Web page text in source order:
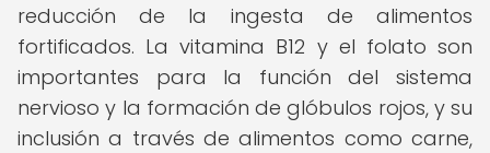
reducción de la ingesta de alimentos
fortificados. La vitamina B12 y el folato son
importantes para la función del sistema
nervioso y la formación de glóbulos rojos, y su
inclusión a través de alimentos como carne,